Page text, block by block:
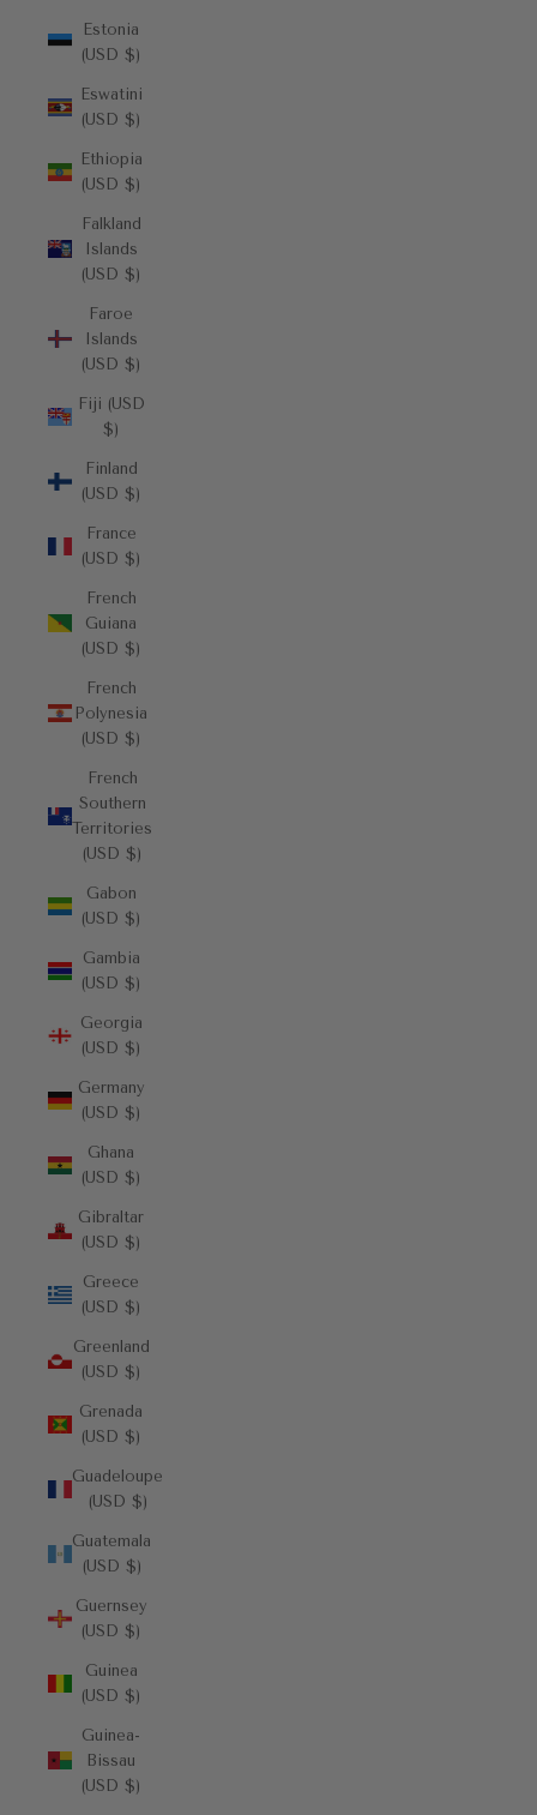
Estonia
(USD $)
Eswatini
(USD $)
Ethiopia
(USD $)
Falkland
Islands
(USD $)
Faroe
Islands
(USD $)
Fiji (USD
$)
Finland
(USD $)
France
(USD $)
French
Guiana
(USD $)
French
Polynesia
(USD $)
French
Southern
Territories
(USD $)
Gabon
(USD $)
Gambia
(USD $)
Georgia
(USD $)
Germany
(USD $)
Ghana
(USD $)
Gibraltar
(USD $)
Greece
(USD $)
Greenland
(USD $)
Grenada
(USD $)
Guadeloupe
(USD $)
Guatemala
(USD $)
Guernsey
(USD $)
Guinea
(USD $)
Guinea-
Bissau
(USD $)